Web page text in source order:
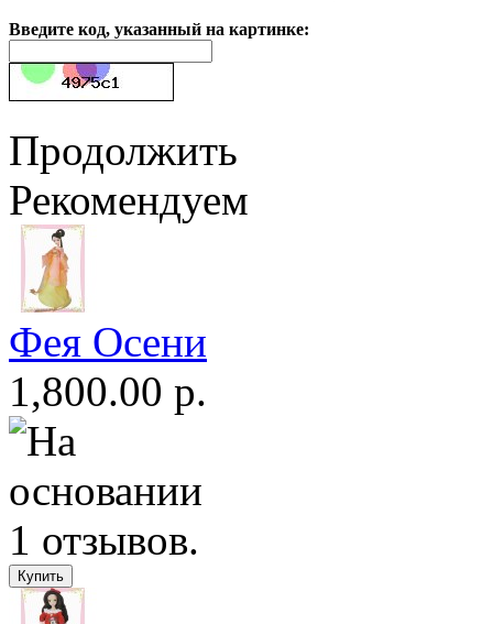
Введите код, указанный на картинке:
Продолжить
Рекомендуем
Фея Осени
1,800.00 р.